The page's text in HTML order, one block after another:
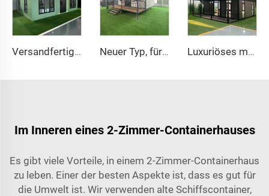
Versandfertig 40 Fuß 20 Fuß Luxus-Villa aus leichtem Stahl Komplettbadezimmer Fertighaus Erweiterbares Containerhaus Preis Fertighaus Neuer Typ, für gewerbliche oder private Nutzung, 40 Fuß Fertigteilhaus, mobiles Tiny House, erweiterbares Containerhaus Luxuriöses modernes Design, 2-stöckiges, portables, erweiterbares Containerhaus, fertiggestelltes mobiles Tiny Home mit innenliegender Wendeltreppe
Im Inneren eines 2-Zimmer-Containerhauses
Es gibt viele Vorteile, in einem 2-Zimmer-Containerhaus
zu leben. Einer der besten Aspekte ist, dass es gut für
die Umwelt ist. Wir verwenden alte Schiffscontainer,